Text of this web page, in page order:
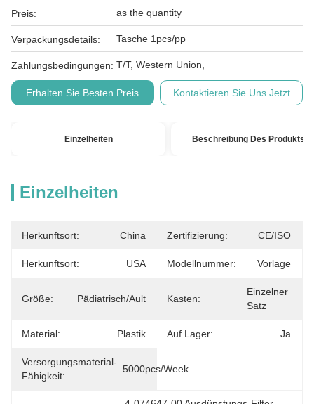
Preis: as the quantity
Verpackungsdetails: Tasche 1pcs/pp
Zahlungsbedingungen: T/T, Western Union,
Erhalten Sie Besten Preis Kontaktieren Sie Uns Jetzt
Einzelheiten Beschreibung Des Produkts
Einzelheiten
Herkunftsort: China Zertifizierung: CE/ISO
Herkunftsort: USA Modellnummer: Vorlage
Größe: Pädiatrisch/Ault Kasten:
Einzelner
Satz
Material: Plastik Auf Lager: Ja
Versorgungsmaterial-
Fähigkeit:
5000pcs/week